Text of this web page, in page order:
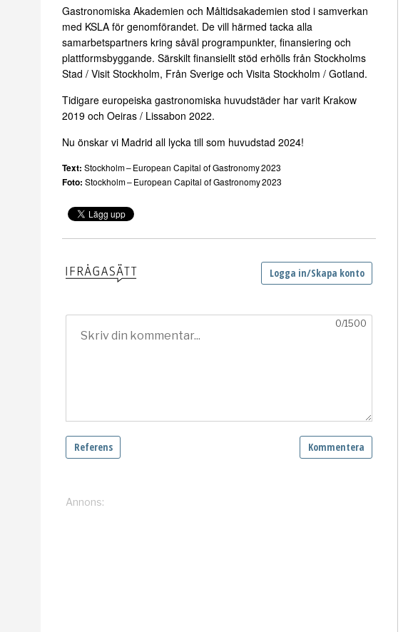
Gastronomiska Akademien och Måltidsakademien stod i samverkan
med KSLA för genomförandet. De vill härmed tacka alla
samarbetspartners kring såväl programpunkter, finansiering och
plattformsbyggande. Särskilt finansiellt stöd erhölls från Stockholms
Stad / Visit Stockholm, Från Sverige och Visita Stockholm / Gotland.
Tidigare europeiska gastronomiska huvudstäder har varit Krakow
2019 och Oeiras / Lissabon 2022.
Nu önskar vi Madrid all lycka till som huvudstad 2024!
Text: Stockholm – European Capital of Gastronomy 2023
Foto: Stockholm – European Capital of Gastronomy 2023